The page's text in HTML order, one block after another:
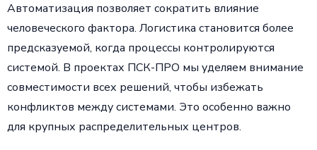
Автоматизация позволяет сократить влияние
человеческого фактора. Логистика становится более
предсказуемой, когда процессы контролируются
системой. В проектах ПСК-ПРО мы уделяем внимание
совместимости всех решений, чтобы избежать
конфликтов между системами. Это особенно важно
для крупных распределительных центров.